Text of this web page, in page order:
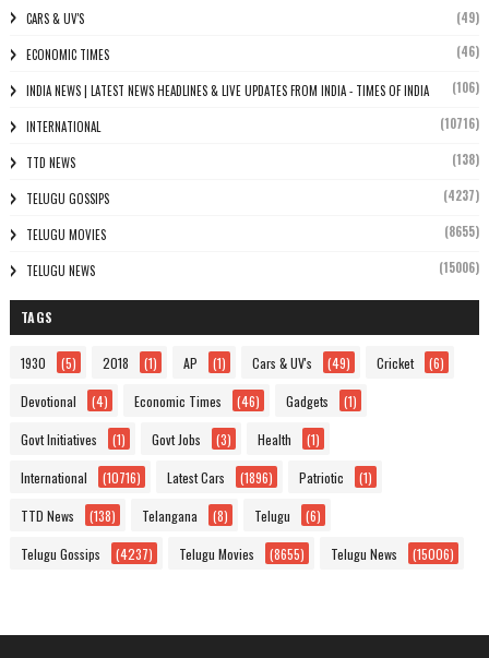
CARS & UV'S (49)
ECONOMIC TIMES (46)
INDIA NEWS | LATEST NEWS HEADLINES & LIVE UPDATES FROM INDIA - TIMES OF INDIA (106)
INTERNATIONAL (10716)
TTD NEWS (138)
TELUGU GOSSIPS (4237)
TELUGU MOVIES (8655)
TELUGU NEWS (15006)
TAGS
1930 (5) 2018 (1) AP (1) Cars & UV's (49) Cricket (6)
Devotional (4) Economic Times (46) Gadgets (1)
Govt Initiatives (1) Govt Jobs (3) Health (1)
International (10716) Latest Cars (1896) Patriotic (1)
TTD News (138) Telangana (8) Telugu (6)
Telugu Gossips (4237) Telugu Movies (8655) Telugu News (15006)